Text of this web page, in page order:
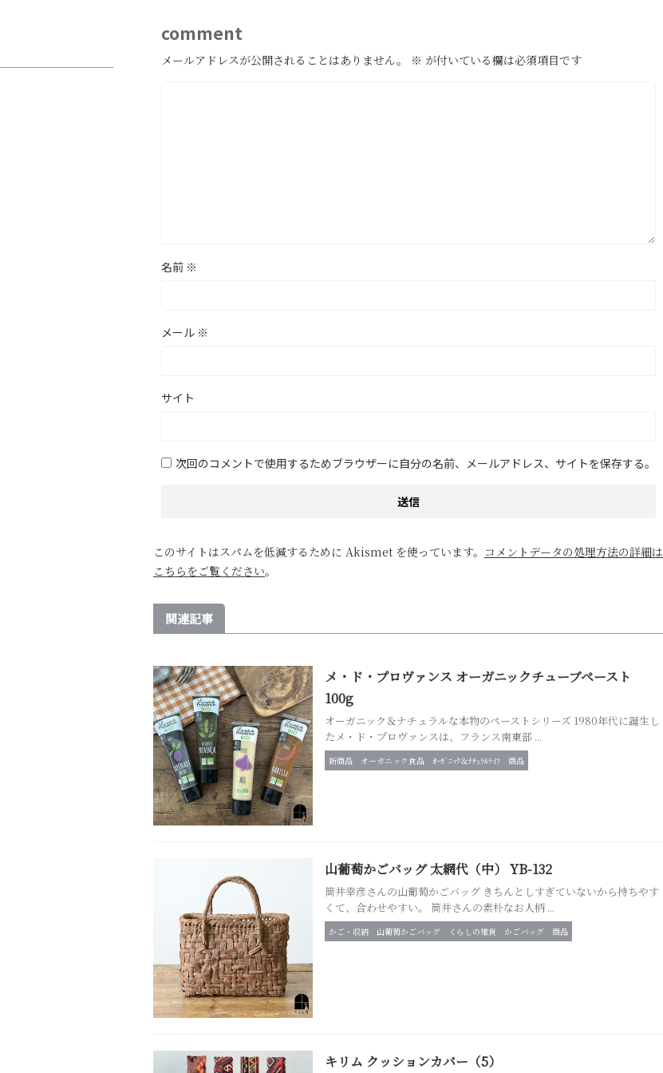
comment
メールアドレスが公開されることはありません。 ※ が付いている欄は必須項目です
名前 ※
メール ※
サイト
次回のコメントで使用するためブラウザーに自分の名前、メールアドレス、サイトを保存する。
このサイトはスパムを低減するために Akismet を使っています。 コメントデータの処理方法の詳細は
こちらをご覧ください。
関連記事
メ・ド・プロヴァンス オーガニックチューブペースト
100g
オーガニック＆ナチュラルな本物のペーストシリーズ 1980年代に誕生し
たメ・ド・プロヴァンスは、フランス南東部 ...
新商品 オーガニック食品 ｵｰｶﾞﾆｯｸ＆ﾅﾁｭﾗﾙﾗｲﾌ 商品
山葡萄かごバッグ 太網代（中） YB-132
筒井幸彦さんの山葡萄かごバッグ きちんとしすぎていないから持ちやす
くて、合わせやすい。 筒井さんの素朴なお人柄 ...
かご・収納 山葡萄かごバッグ くらしの雑貨 かごバッグ 商品
キリム クッションカバー（5）